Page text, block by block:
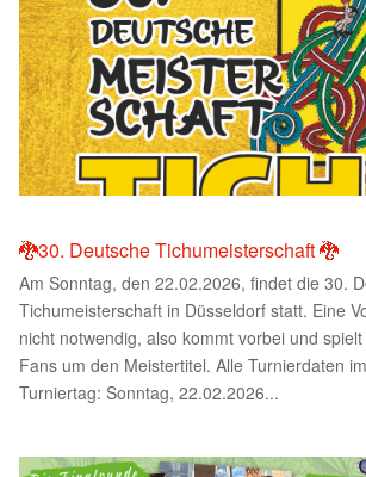
🐉30. Deutsche Tichumeisterschaft 🐉
Am Sonntag, den 22.02.2026, findet die 30.
Tichumeisterschaft in Düsseldorf statt. Eine
nicht notwendig, also kommt vorbei und
Fans um den Meistertitel. Alle Turnierdaten
Turniertag: Sonntag, 22.02.2026...